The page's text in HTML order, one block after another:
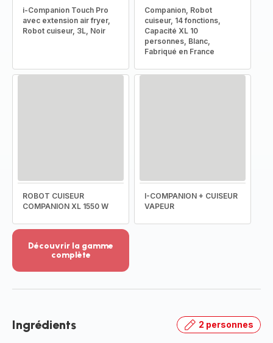
i-Companion Touch Pro
avec extension air fryer,
Robot cuiseur, 3L, Noir
Companion, Robot
cuiseur, 14 fonctions,
Capacité XL 10
personnes, Blanc,
Fabriqué en France
ROBOT CUISEUR
COMPANION XL 1550 W
I-COMPANION + CUISEUR
VAPEUR
Découvrir la gamme
complète
-
gamme
Ingrédients 2 personnes